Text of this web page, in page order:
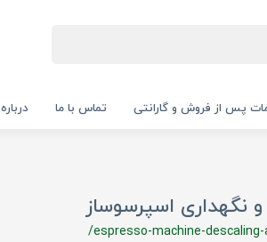
پس از فروش و گارانتی تماس با ما
نگهداری اسپرسوساز
/espresso-machine-